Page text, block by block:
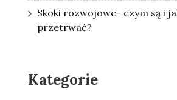
Skoki rozwojowe- czym są i
przetrwać?
Kategorie